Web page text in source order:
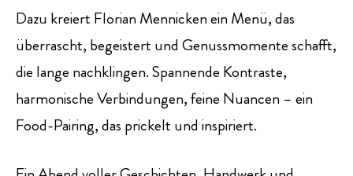
Dazu kreiert Florian Mennicken ein Menü, das
überrascht, begeistert und Genussmomente schafft,
die lange nachklingen. Spannende Kontraste,
harmonische Verbindungen, feine Nuancen – ein
Food-Pairing, das prickelt und inspiriert.